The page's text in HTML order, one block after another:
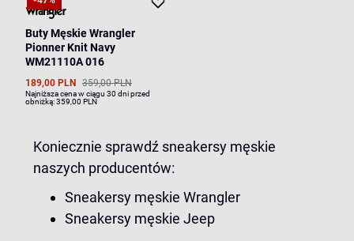
Buty Męskie Wrangler
Pionner Knit Navy
WM21110A 016
189,00 PLN 359,00 PLN
Najniższa cena w ciągu 30 dni przed
obniżką:359,00 PLN
Koniecznie sprawdź sneakersy męskie
naszych producentów:
Sneakersy męskie Wrangler
Sneakersy męskie Jeep